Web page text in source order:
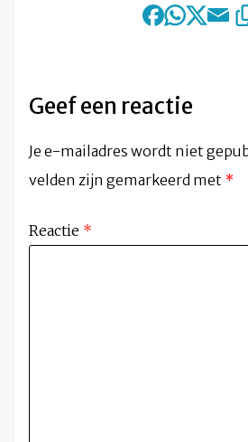
Geef een reactie
Je e-mailadres wordt niet
velden zijn gemarkeerd met *
Reactie *